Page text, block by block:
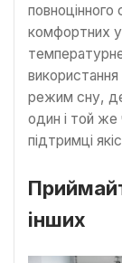
комфортних
режим сну,
один і той же
підтримці
інших